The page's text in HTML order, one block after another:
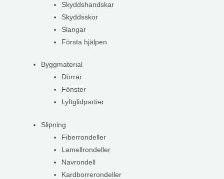
Skyddshandskar
Skyddsskor
Slangar
Första hjälpen
Byggmaterial
Dörrar
Fönster
Lyftglidpartier
Slipning
Fiberrondeller
Lamellrondeller
Navrondell
Kardborrerondeller